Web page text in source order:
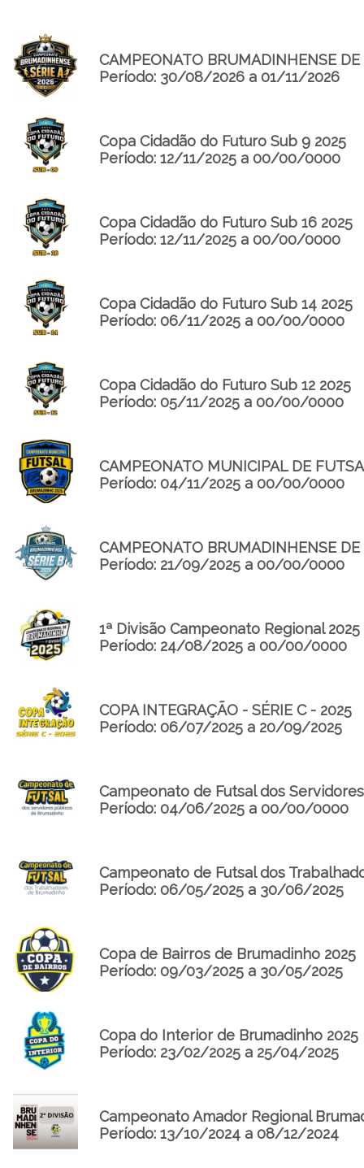
CAMPEONATO BRUMADINHENSE
Período: 30/08/2026 a 01/11/2026
Copa Cidadão do Futuro Sub 9 2025
Período: 12/11/2025 a 00/00/0000
Copa Cidadão do Futuro Sub 16 2025
Período: 12/11/2025 a 00/00/0000
Copa Cidadão do Futuro Sub 14 2025
Período: 06/11/2025 a 00/00/0000
Copa Cidadão do Futuro Sub 12 2025
Período: 05/11/2025 a 00/00/0000
CAMPEONATO MUNICIPAL DE
Período: 04/11/2025 a 00/00/0000
CAMPEONATO BRUMADINHENSE
Período: 21/09/2025 a 00/00/0000
1ª Divisão Campeonato Regional 2025
Período: 24/08/2025 a 00/00/0000
COPA INTEGRAÇÃO - SÉRIE C - 2025
Período: 06/07/2025 a 20/09/2025
Campeonato de Futsal dos
Período: 04/06/2025 a 00/00/0000
Campeonato de Futsal dos
Período: 06/05/2025 a 30/06/2025
Copa de Bairros de Brumadinho 2025
Período: 09/03/2025 a 30/05/2025
Copa do Interior de Brumadinho 2025
Período: 23/02/2025 a 25/04/2025
Campeonato Amador Regional
Período: 13/10/2024 a 08/12/2024